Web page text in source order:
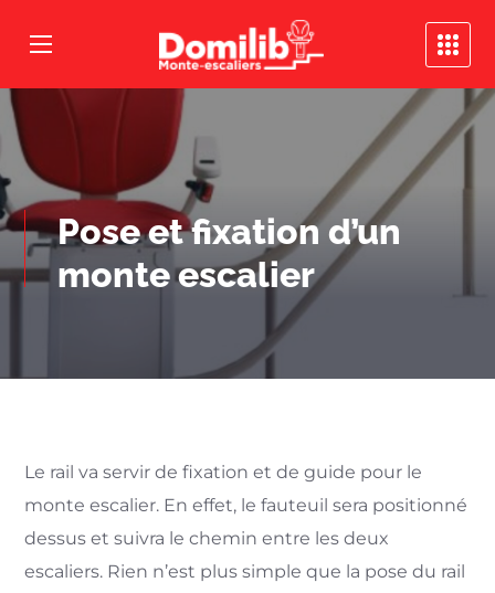
Pose et fixation d’un
monte escalier
Le rail va servir de fixation et de guide pour le
monte escalier. En effet, le fauteuil sera positionné
dessus et suivra le chemin entre les deux
escaliers. Rien n’est plus simple que la pose du rail